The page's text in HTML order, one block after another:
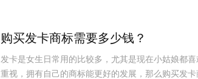
购买发卡商标需要多少钱？
发卡是女生日常用的比较多，尤其是现在小姑娘都
重视，拥有自己的商标能更好的发展，那么购买发卡